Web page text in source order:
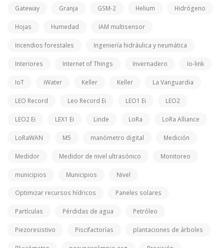
Gateway Granja GSM-2 Helium Hidrógeno
Hojas Humedad IAM multisensor
Incendios forestales Ingeniería hidráulica y neumática
Interiores Internet of Things Invernadero Io-link
IoT iWater Keller Keller La Vanguardia
LEO Record Leo Record Ei LEO1 Ei LEO2
LEO2 Ei LEX1 Ei Linde LoRa LoRa Alliance
LoRaWAN M5 manómetro digital Medición
Medidor Medidor de nivel ultrasónico Monitoreo
municipios Municipios Nivel
Optimizar recursos hídricos Paneles solares
Partículas Pérdidas de agua Petróleo
Piezoresistivo Piscifactorías plantaciones de árboles